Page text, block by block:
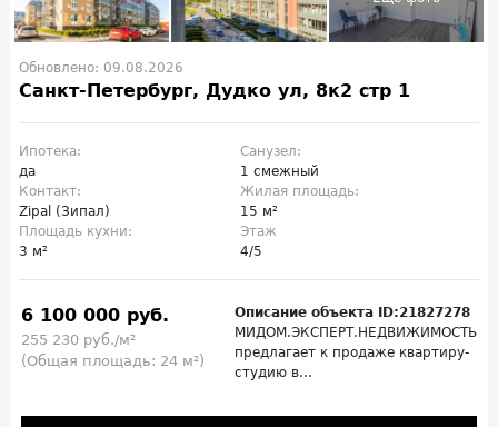
Обновлено: 09.08.2026
Санкт-Петербург, Дудко ул, 8к2 стр 1
Ипотека:
да
Санузел:
1 смежный
Контакт:
Zipal (Зипал)
Жилая площадь:
15 м²
Площадь кухни:
3 м²
Этаж
4/5
6 100 000 руб.
255 230 руб./м²
(Общая площадь: 24 м²)
Описание объекта ID:21827278
МИДОМ.ЭКСПЕРТ.НЕДВИЖИМОСТЬ
предлагает к продаже квартиру-
студию в...